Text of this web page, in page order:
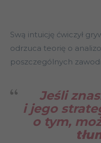
Swą intuicję ćwiczył
odrzuca teorię o
poszczególnych
Jeśli
i jego
o tym,